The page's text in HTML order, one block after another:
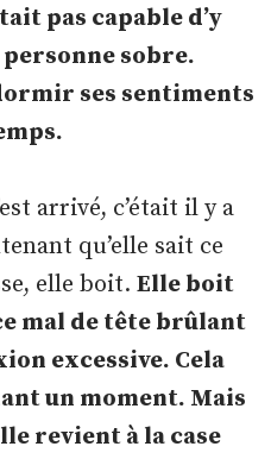
pas capable d’y
sobre.
ses sentiments
arrivé, c’était il y a
qu’elle sait ce
elle boit.Elle boit
mal de tête brûlant
excessive. Cela
un moment. Mais
revient à la case